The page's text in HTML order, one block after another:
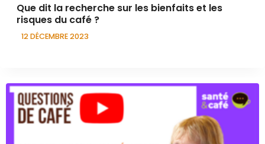
Que dit la recherche sur les bienfaits et les
risques du café ?
12 DÉCEMBRE 2023